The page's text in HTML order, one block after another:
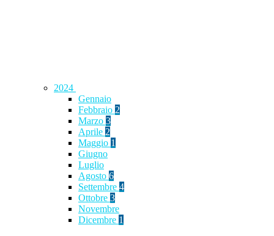
2024
Gennaio
Febbraio 2
Marzo 3
Aprile 2
Maggio 1
Giugno
Luglio
Agosto 6
Settembre 4
Ottobre 3
Novembre
Dicembre 1